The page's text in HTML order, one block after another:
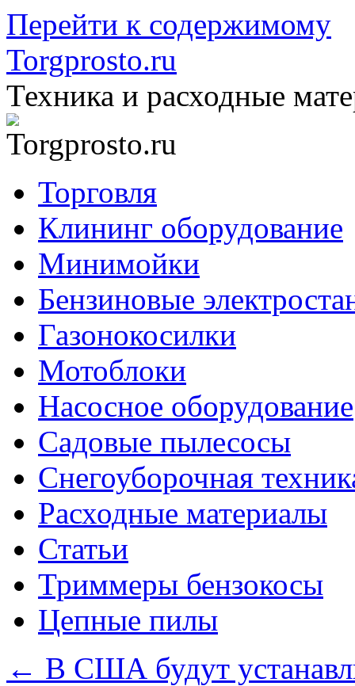
Перейти к содержимому
Torgprosto.ru
Техника и расходные
Торговля
Клининг оборудование
Минимойки
Бензиновые
Газонокосилки
Мотоблоки
Насосное оборудование
Садовые пылесосы
Снегоуборочная
Расходные материалы
Статьи
Триммеры бензокосы
Цепные пилы
← В США будут